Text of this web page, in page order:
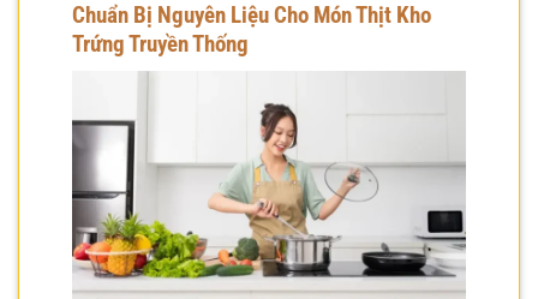
Chuẩn Bị Nguyên Liệu Cho Món Thịt Kho
Trứng Truyền Thống